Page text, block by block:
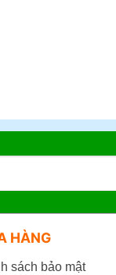
HÀNG
sách bảo mật